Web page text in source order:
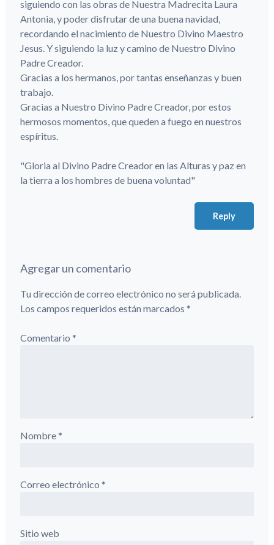
siguiendo con las obras de Nuestra Madrecita Laura
Antonia, y poder disfrutar de una buena navidad,
recordando el nacimiento de Nuestro Divino Maestro
Jesus. Y siguiendo la luz y camino de Nuestro Divino
Padre Creador.
Gracias a los hermanos, por tantas enseñanzas y buen
trabajo.
Gracias a Nuestro Divino Padre Creador, por estos
hermosos momentos, que queden a fuego en nuestros
espíritus.
"Gloria al Divino Padre Creador en las Alturas y paz en
la tierra a los hombres de buena voluntad"
Reply
Agregar un comentario
Tu dirección de correo electrónico no será publicada.
Los campos requeridos están marcados *
Comentario *
Nombre*
Correo electrónico *
Sitio web